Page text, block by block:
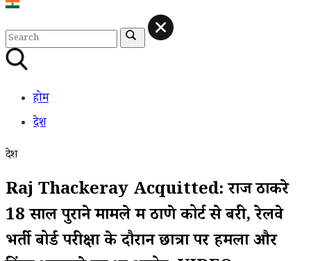
होम
देश
देश
Raj Thackeray Acquitted: राज ठाकरे
18 साल पुराने मामले में ठाणे कोर्ट से बरी, रेलवे
भर्ती बोर्ड परीक्षा के दौरान छात्रों पर हमला और